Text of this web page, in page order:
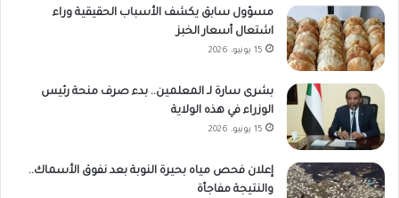
مسؤول سابق يكشف الأسباب الحقيقية وراء
اشتعال أسعار الخبز
15 يونيو، 2026
بشرى سارة لـ المعلمين.. بدء صرف منحة رئيس
الوزراء في هذه الولاية
15 يونيو، 2026
إعلان فحص مياه بحيرة النوبة بعد نفوق الأسماك..
والنتيجة مفاجأة